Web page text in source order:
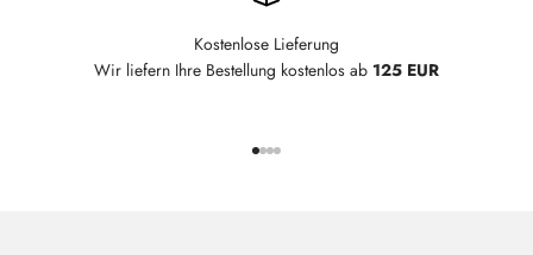
Kostenlose Lieferung
Wir liefern Ihre Bestellung kostenlos ab 125 EUR